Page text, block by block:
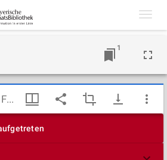
1
TypeError: Failed to fetch